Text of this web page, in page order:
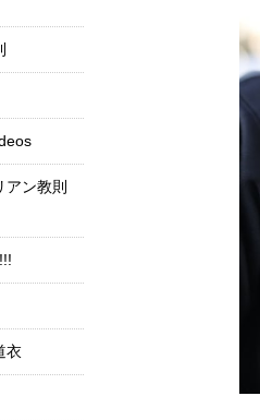
ン教則
衣